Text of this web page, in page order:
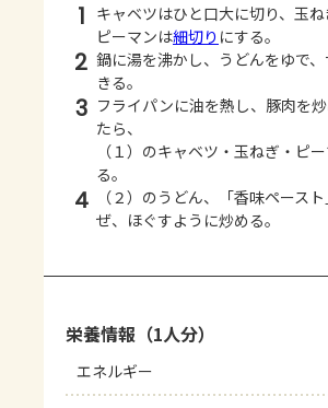
1 キャベツはひと口大に切り、玉
ピーマンは細切り にする。
2 鍋に湯を沸かし、うどんをゆで
きる。
3 フライパンに油を熱し、豚肉を
たら、
（１）のキャベツ・玉ねぎ・ピ
る。
4
（２）のうどん、「香味ペース
ぜ、ほぐすように炒める。
栄養情報（1人分）
エネルギー